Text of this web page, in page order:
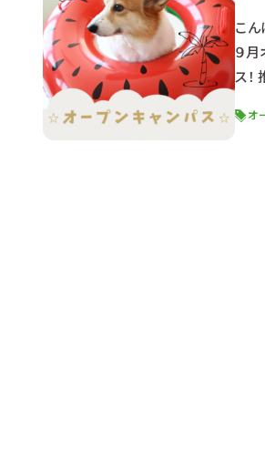
こ
９月
ス
クロ
オ